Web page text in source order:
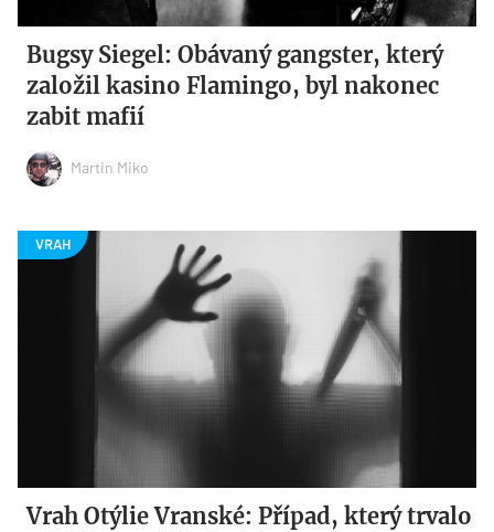
Bugsy Siegel: Obávaný gangster, který
založil kasino Flamingo, byl nakonec
zabit mafií
Martin Miko
Vrah Otýlie Vranské: Případ, který trvalo